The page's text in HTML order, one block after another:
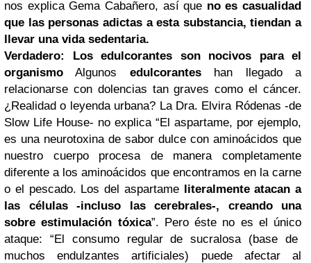
nos explica Gema Cabañero, así que no es casualidad
que las personas adictas a esta substancia, tiendan a
llevar una vida sedentaria.
Verdadero: Los edulcorantes son nocivos para el
organismo Algunos edulcoranteshan llegado a
relacionarse con dolencias tan graves como el cáncer.
¿Realidad o leyenda urbana? La Dra. Elvira Ródenas -de
Slow Life House- no explica “El aspartame, por ejemplo,
es una neurotoxina de sabor dulce con aminoácidos que
nuestro cuerpo procesa de manera completamente
diferente a los aminoácidos que encontramos en la carne
o el pescado. Los del aspartame literalmente atacan a
las células -incluso las cerebrales-, creando una
sobre estimulación tóxica”. Pero éste no es el único
ataque: “El consumo regular de sucralosa (base de
muchos endulzantes artificiales) puede afectar al